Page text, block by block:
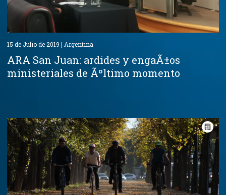
15 de Julio de 2019 | Argentina
ARA San Juan: ardides y engaÃ±os
ministeriales de Ãºltimo momento